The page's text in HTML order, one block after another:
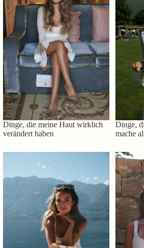
Dinge, die meine Haut wirklich
verändert haben
Dinge,
mache